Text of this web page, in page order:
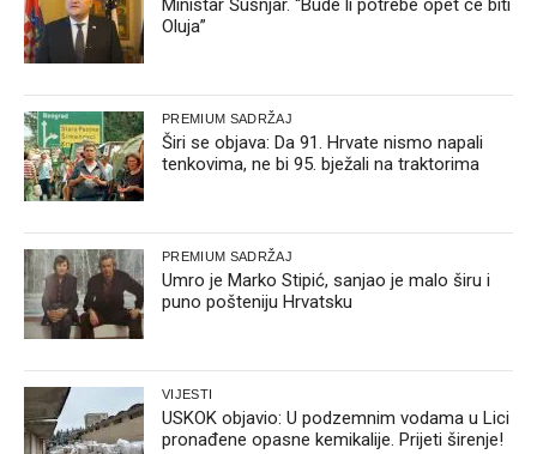
Ministar Šušnjar. “Bude li potrebe opet će biti
Oluja”
PREMIUM SADRŽAJ
Širi se objava: Da 91. Hrvate nismo napali
tenkovima, ne bi 95. bježali na traktorima
PREMIUM SADRŽAJ
Umro je Marko Stipić, sanjao je malo širu i
puno pošteniju Hrvatsku
VIJESTI
USKOK objavio: U podzemnim vodama u Lici
pronađene opasne kemikalije. Prijeti širenje!